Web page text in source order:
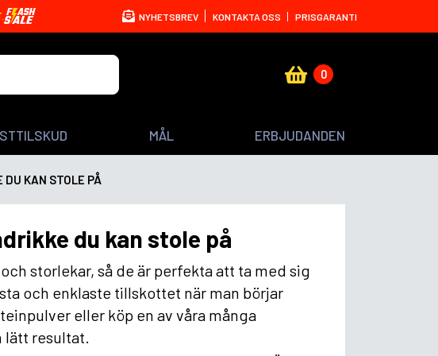
NYHETSBREV KONTAKTA OSS PRISGARANTI
0
MÅL ERBJUDANDEN
DU KAN STOLE PÅ
du kan stole på
storlekar, så de är perfekta att ta med sig
och enklaste tillskottet när man börjar
eller köp en av våra många
resultat.